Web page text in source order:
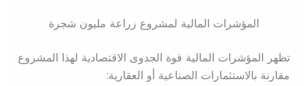
المؤشرات المالية لمشروع زراعة مليون شجرة
تظهر المؤشرات المالية قوة الجدوى الاقتصادية لهذا المشروع
مقارنة بالاستثمارات الصناعية أو العقارية: